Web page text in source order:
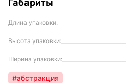
Длина упаковки:
Высота упаковки:
Ширина упаковки:
#абстракция